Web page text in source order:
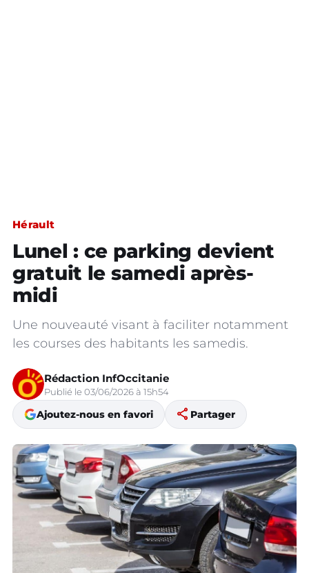
Hérault
Lunel : ce parking devient
gratuit le samedi après-
midi
Une nouveauté visant à faciliter notamment
les courses des habitants les samedis.
Rédaction InfOccitanie
Publié le 03/06/2026 à 15h54
Ajoutez-nous en favori share Partager